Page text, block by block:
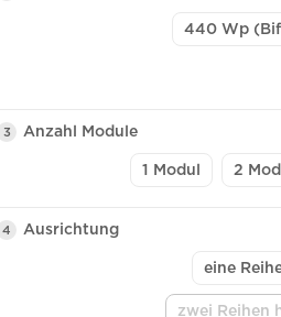
440 Wp
3 Anzahl Module
1 Modul 2
4 Ausrichtung
eine
zwei Reihen